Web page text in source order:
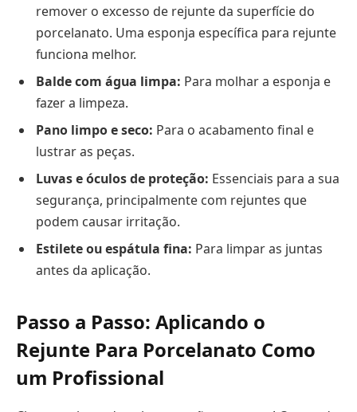
remover o excesso de rejunte da superfície do
porcelanato. Uma esponja específica para rejunte
funciona melhor.
Balde com água limpa: Para molhar a esponja e
fazer a limpeza.
Pano limpo e seco: Para o acabamento final e
lustrar as peças.
Luvas e óculos de proteção: Essenciais para a sua
segurança, principalmente com rejuntes que
podem causar irritação.
Estilete ou espátula fina: Para limpar as juntas
antes da aplicação.
Passo a Passo: Aplicando o
Rejunte Para Porcelanato Como
um Profissional